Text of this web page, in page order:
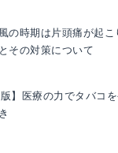
の時期は片頭痛が起
その対策について
版】医療の力でタバコ